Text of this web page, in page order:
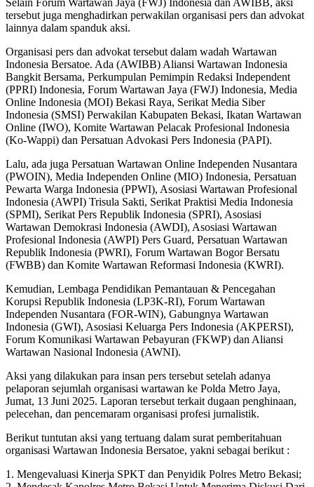
tersebut juga menghadirkan perwakilan organisasi pers dan advokat
lainnya dalam spanduk aksi.
Organisasi pers dan advokat tersebut dalam wadah Wartawan
Indonesia Bersatoe. Ada (AWIBB) Aliansi Wartawan Indonesia
Bangkit Bersama, Perkumpulan Pemimpin Redaksi Independent
(PPRI) Indonesia, Forum Wartawan Jaya (FWJ) Indonesia, Media
Online Indonesia (MOI) Bekasi Raya, Serikat Media Siber
Indonesia (SMSI) Perwakilan Kabupaten Bekasi, Ikatan Wartawan
Online (IWO), Komite Wartawan Pelacak Profesional Indonesia
(Ko-Wappi) dan Persatuan Advokasi Pers Indonesia (PAPI).
Lalu, ada juga Persatuan Wartawan Online Independen Nusantara
(PWOIN), Media Independen Online (MIO) Indonesia, Persatuan
Pewarta Warga Indonesia (PPWI), Asosiasi Wartawan Profesional
Indonesia (AWPI) Trisula Sakti, Serikat Praktisi Media Indonesia
(SPMI), Serikat Pers Republik Indonesia (SPRI), Asosiasi
Wartawan Demokrasi Indonesia (AWDI), Asosiasi Wartawan
Profesional Indonesia (AWPI) Pers Guard, Persatuan Wartawan
Republik Indonesia (PWRI), Forum Wartawan Bogor Bersatu
(FWBB) dan Komite Wartawan Reformasi Indonesia (KWRI).
Kemudian, Lembaga Pendidikan Pemantauan & Pencegahan
Korupsi Republik Indonesia (LP3K-RI), Forum Wartawan
Independen Nusantara (FOR-WIN), Gabungnya Wartawan
Indonesia (GWI), Asosiasi Keluarga Pers Indonesia (AKPERSI),
Forum Komunikasi Wartawan Pebayuran (FKWP) dan Aliansi
Wartawan Nasional Indonesia (AWNI).
Aksi yang dilakukan para insan pers tersebut setelah adanya
pelaporan sejumlah organisasi wartawan ke Polda Metro Jaya,
Jumat, 13 Juni 2025. Laporan tersebut terkait dugaan penghinaan,
pelecehan, dan pencemaram organisasi profesi jurnalistik.
Berikut tuntutan aksi yang tertuang dalam surat pemberitahuan
organisasi Wartawan Indonesia Bersatoe, yakni sebagai berikut :
1. Mengevaluasi Kinerja SPKT dan Penyidik Polres Metro Bekasi;